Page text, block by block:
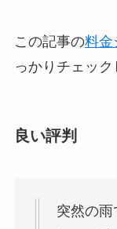
この記事の料金
っかりチェック
良い評判
突然の雨